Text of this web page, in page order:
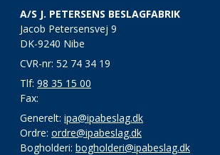
A/S J. PETERSENS BESLAGFABRIK
Jacob Petersensvej 9
DK-9240 Nibe
CVR-nr: 52 74 34 19
Tlf: 98 35 15 00
Fax:
Generelt: ipa@ipabeslag.dk
Ordre: ordre@ipabeslag.dk
Bogholderi: bogholderi@ipabeslag.dk